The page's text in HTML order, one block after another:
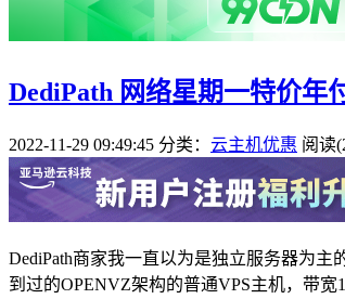
DediPath 网络星期一特价年
2022-11-29 09:49:45 分类： 云主机优惠 阅读
DediPath商家我一直以为是独立服务器为
到过的OPENVZ架构的普通VPS主机，带